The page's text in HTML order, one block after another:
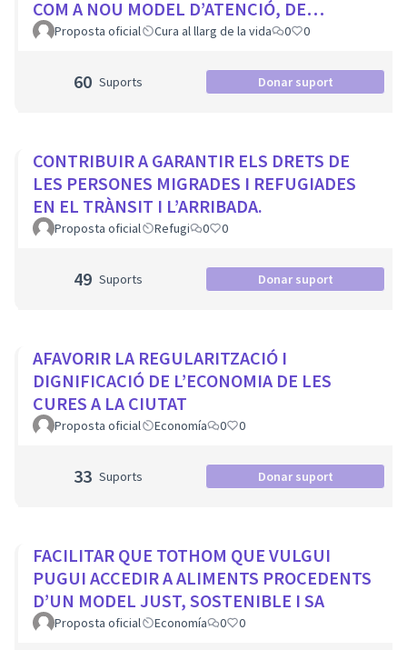
COM A NOU MODEL D’ATENCIÓ, DE
PROXIMITAT I COMUNITARI.
Proposta oficial Cura al llarg de la vida 0 0
60 Suports Donar suport
CONTRIBUIR A GARANTIR ELS DRETS DE
LES PERSONES MIGRADES I REFUGIADES
EN EL TRÀNSIT I L’ARRIBADA.
Proposta oficial Refugi 0 0
49 Suports Donar suport
AFAVORIR LA REGULARITZACIÓ I
DIGNIFICACIÓ DE L’ECONOMIA DE LES
CURES A LA CIUTAT
Proposta oficial Economía 0 0
33 Suports Donar suport
FACILITAR QUE TOTHOM QUE VULGUI
PUGUI ACCEDIR A ALIMENTS PROCEDENTS
D’UN MODEL JUST, SOSTENIBLE I SA
Proposta oficial Economía 0 0